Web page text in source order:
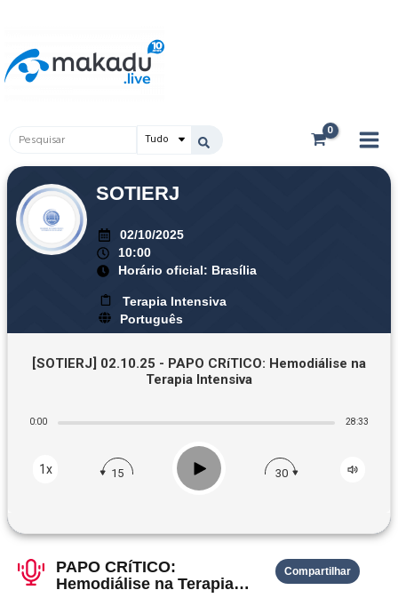
conteúdo
Pesquisar
SOTIERJ
02/10/2025
10:00
Horário oficial: Brasília
Terapia Intensiva
Português
[SOTIERJ] 02.10.25 - PAPO CRíTICO: Hemodiálise na
Terapia Intensiva
0:00 28:33
1x 15 Play 30
PAPO CRíTICO:
Hemodiálise na Terapia
Compartilhar